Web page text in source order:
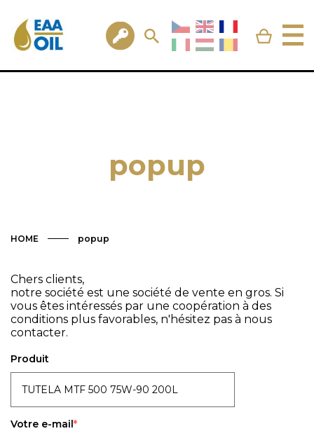
popup
HOME popup
Chers clients,
notre société est une société de vente en gros. Si
vous êtes intéressés par une coopération à des
conditions plus favorables, n'hésitez pas à nous
contacter.
Produit
Votre e-mail